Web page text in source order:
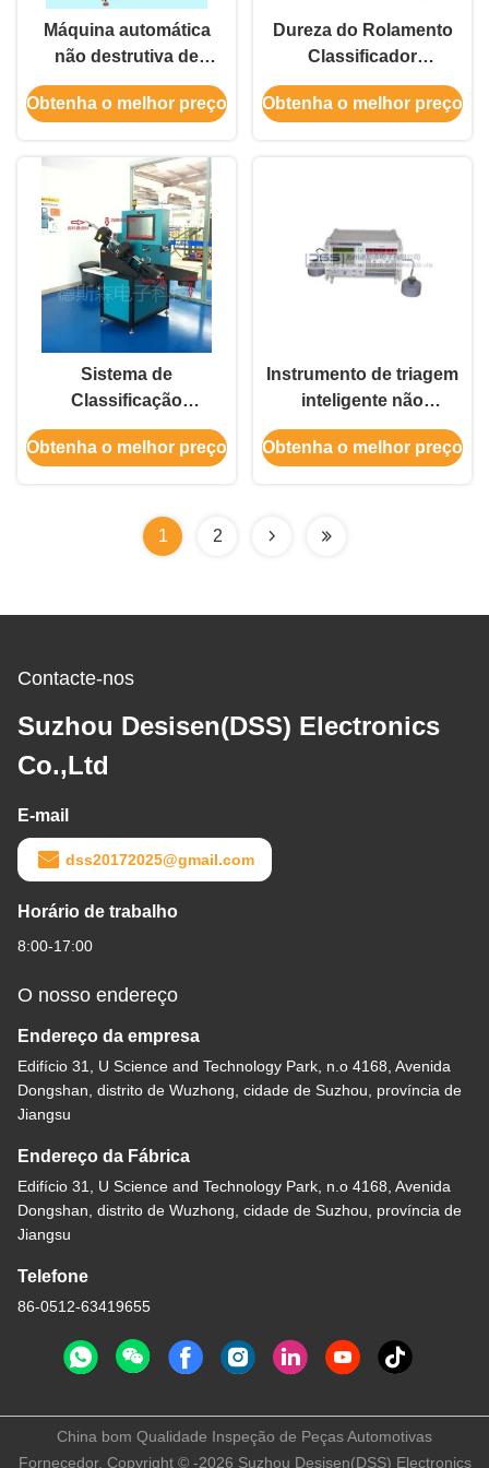
Máquina automática
não destrutiva de
classificação de dureza
do aço com três
gráfico de barras,
gráfico de cursor e
número EHS-2
Obtenha o melhor preço
Dureza do Rolamento
Classificador
Automático de Corrente
Parasita Sem Perdas
Obtenha o melhor preço
Sistema de
Classificação
Automática Completa
de Detecção de
Obtenha o melhor preço
Instrumento de triagem
inteligente não
destrutivo ZGF-III
Obtenha o melhor preço
1 2
Contacte-nos
Suzhou Desisen(DSS) Electronics
Co.,Ltd
E-mail
dss20172025@gmail.com
Horário de trabalho
8:00-17:00
O nosso endereço
Endereço da empresa
Edifício 31, U Science and Technology Park, n.o 4168, Avenida
Dongshan, distrito de Wuzhong, cidade de Suzhou, província de
Jiangsu
Endereço da Fábrica
Edifício 31, U Science and Technology Park, n.o 4168, Avenida
Dongshan, distrito de Wuzhong, cidade de Suzhou, província de
Jiangsu
Telefone
86-0512-63419655
China bom Qualidade Inspeção de Peças Automotivas
Fornecedor. Copyright © -2026 Suzhou Desisen(DSS) Electronics